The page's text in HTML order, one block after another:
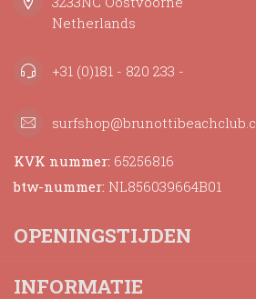
Netherlands
+31 (0)181 - 820 233 -
KVK nummer: 65256816
btw-nummer: NL856039664B01
OPENINGSTIJDEN
INFORMATIE